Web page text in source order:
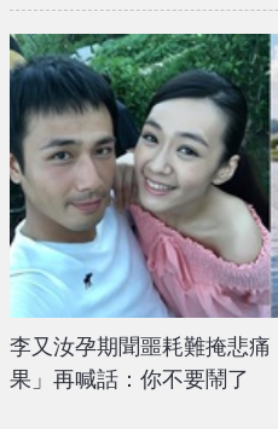
李又汝孕期聞噩耗難掩悲
果」再喊話：你不要鬧了